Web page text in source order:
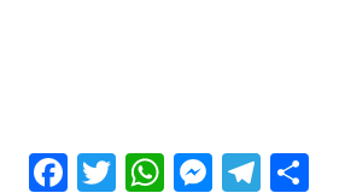
Facebook
Twitter
WhatsApp